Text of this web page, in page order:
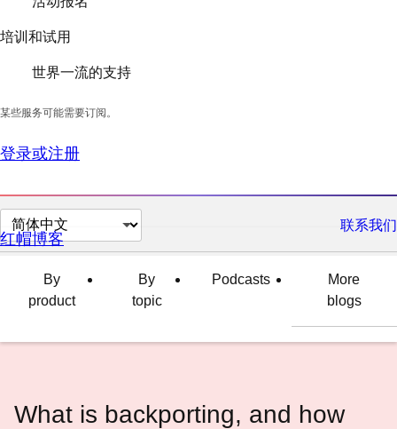
培训和试用
世界一流的支持
某些服务可能需要订阅。
登录或注册
切
换
言
联系我们
红帽博客
By
product
By
topic
Podcasts
More
blogs
What is backporting, and how